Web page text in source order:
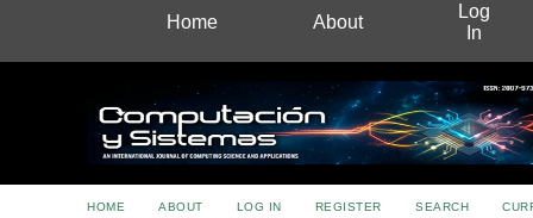
Home About
Log
In
HOME ABOUT LOG IN REGISTER SEARCH